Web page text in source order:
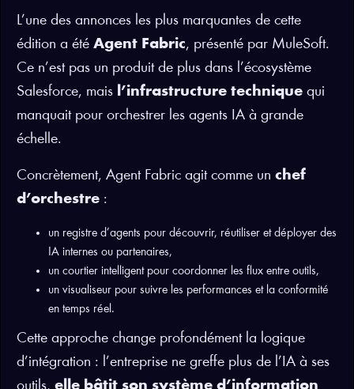
L’une des annonces les plus marquantes de cette
édition a été Agent Fabric, présenté par MuleSoft.
Ce n’est pas un produit de plus dans l’écosystème
Salesforce, mais l’infrastructure technique qui
manquait pour orchestrer les agents IA à grande
échelle.
Concrètement, Agent Fabric agit comme un chef
d’orchestre :
un registre d’agents pour découvrir, réutiliser et déployer des
IA internes ou partenaires,
un courtier intelligent pour coordonner les flux entre outils,
un visualiseur pour suivre les performances et la conformité
en temps réel.
Cette approche change profondément la logique
d’intégration : l’entreprise ne greffe plus de l’IA à ses
outils, elle bâtit son système d’information